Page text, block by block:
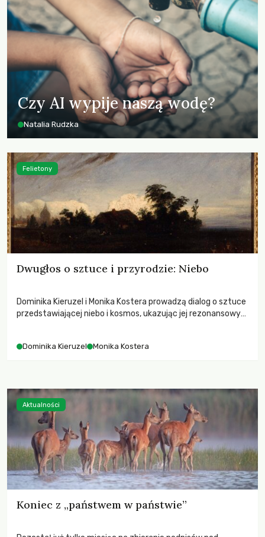
Czy AI wypije naszą wodę?
Natalia Rudzka
Dwugłos o sztuce i przyrodzie: Niebo
Dominika Kieruzel i Monika Kostera prowadzą dialog o sztuce
przedstawiającej niebo i kosmos, ukazując jej rezonansowy
Dominika Kieruzel Monika Kostera
Felietony
Koniec z „państwem w państwie”
Aktualności